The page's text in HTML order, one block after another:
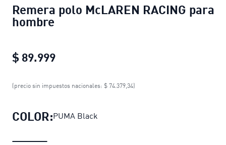
Remera polo McLAREN RACING para
hombre
$ 89.999
Remera polo McLAREN RACING
(precio sin impuestos nacionales: $ 74.379,34)
COLOR:PUMA Black